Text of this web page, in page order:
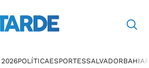
2026POLÍTICAESPORTESSALVADORBAHIA